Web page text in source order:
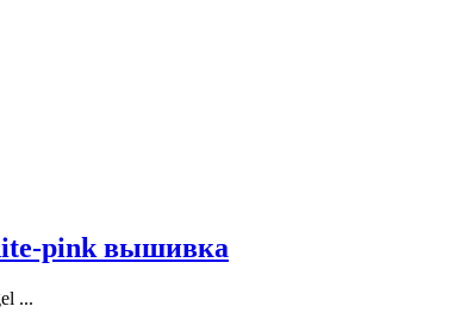
pink вышивка
...